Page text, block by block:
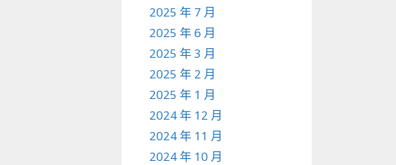
2025 年 7 月
2025 年 6 月
2025 年 3 月
2025 年 2 月
2025 年 1 月
2024 年 12 月
2024 年 11 月
2024 年 10 月